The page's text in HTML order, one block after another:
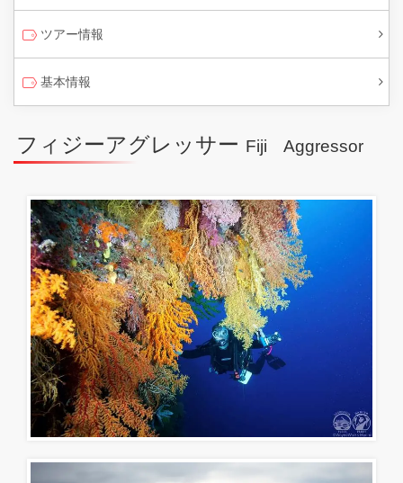
ツアー情報
基本情報
フィジーアグレッサー Fiji Aggressor